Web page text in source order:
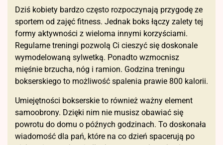
Dziś kobiety bardzo często rozpoczynają przygodę ze
sportem od zajęć fitness. Jednak boks łączy zalety tej
formy aktywności z wieloma innymi korzyściami.
Regularne treningi pozwolą Ci cieszyć się doskonale
wymodelowaną sylwetką. Ponadto wzmocnisz
mięśnie brzucha, nóg i ramion. Godzina treningu
bokserskiego to możliwość spalenia prawie 800 kalorii.
Umiejętności bokserskie to również ważny element
samoobrony. Dzięki nim nie musisz obawiać się
powrotu do domu o późnych godzinach. To doskonała
wiadomość dla pań, które na co dzień spacerują po